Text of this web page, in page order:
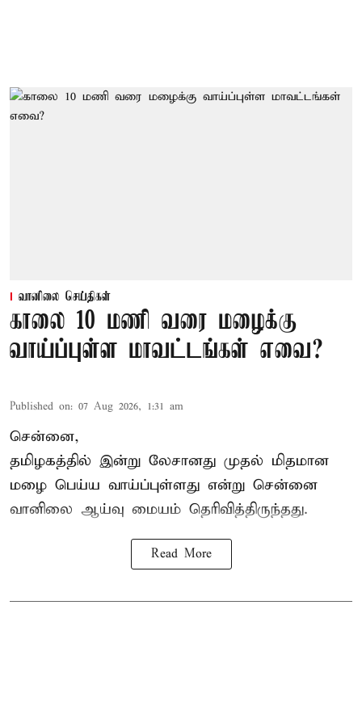
வானிலை செய்திகள்
காலை 10 மணி வரை மழைக்கு
வாய்ப்புள்ள மாவட்டங்கள் எவை?
Published on: 07 Aug 2026, 1:31 am
சென்னை,
தமிழகத்தில் இன்று லேசானது முதல் மிதமான
மழை பெய்ய வாய்ப்புள்ளது என்று சென்னை
வானிலை ஆய்வு மையம் தெரிவித்திருந்தது.
Read More